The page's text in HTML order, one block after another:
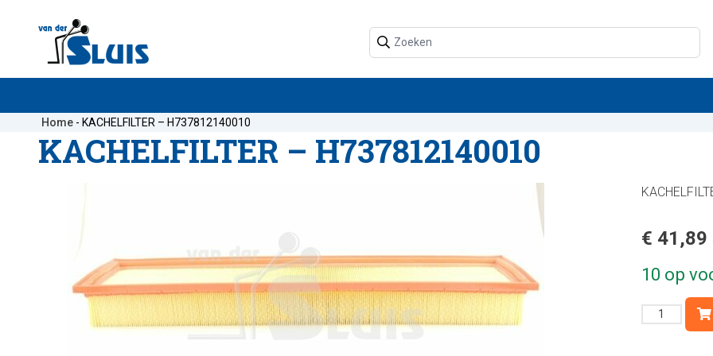
Home - KACHELFILTER – H737812140010
KACHELFILTER – H737812140010
€ 41,89
10 op